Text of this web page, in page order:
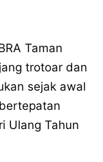
Taman
trotoar dan
sejak awal
Ulang Tahun